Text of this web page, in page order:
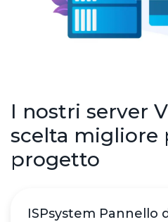
I nostri server
scelta migliore
progetto
ISPsystem Pannello